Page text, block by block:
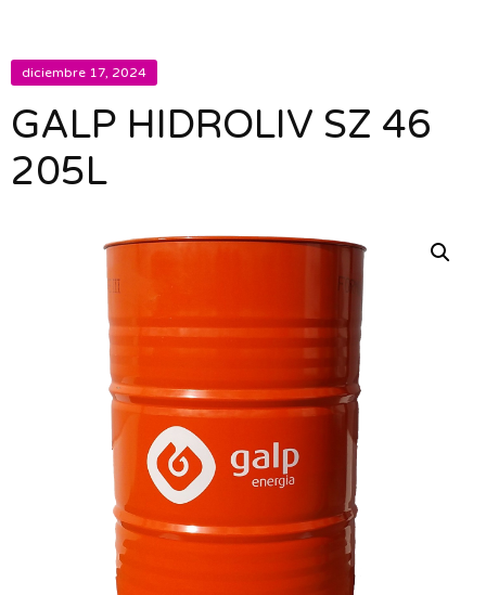
diciembre 17, 2024
GALP HIDROLIV SZ 46
205L